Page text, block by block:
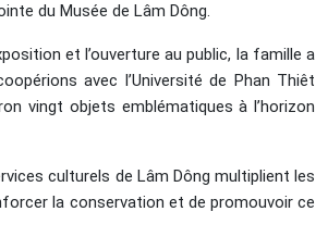
du Musée de Lâm Dông.
et l’ouverture au public, la famille a
avec l’Université de Phan Thiêt
vingt objets emblématiques à l’horizon
culturels de Lâm Dông multiplient les
la conservation et de promouvoir ce